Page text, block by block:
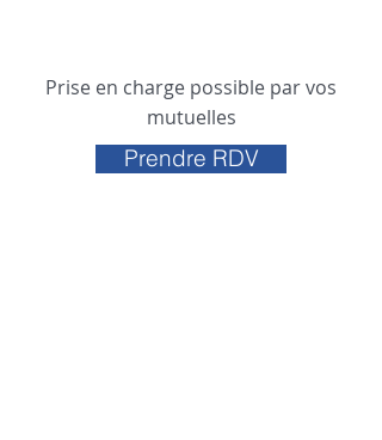
Prise en charge possible par vos
mutuelles
Prendre RDV